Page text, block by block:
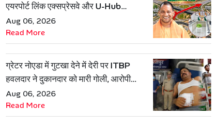
एयरपोर्ट लिंक एक्सप्रेसवे और U-Hub
प्रोजेक्ट को मिली मंजूरी
Aug 06, 2026
Read More
ग्रेटर नोएडा में गुटखा देने में देरी पर ITBP
हवलदार ने दुकानदार को मारी गोली, आरोपी
गिरफ्तार
Aug 06, 2026
Read More